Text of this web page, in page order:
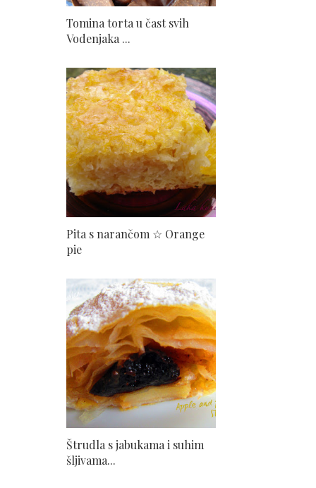
Tomina torta u čast svih
Vodenjaka ...
Pita s narančom ☆ Orange
pie
Štrudla s jabukama i suhim
šljivama...